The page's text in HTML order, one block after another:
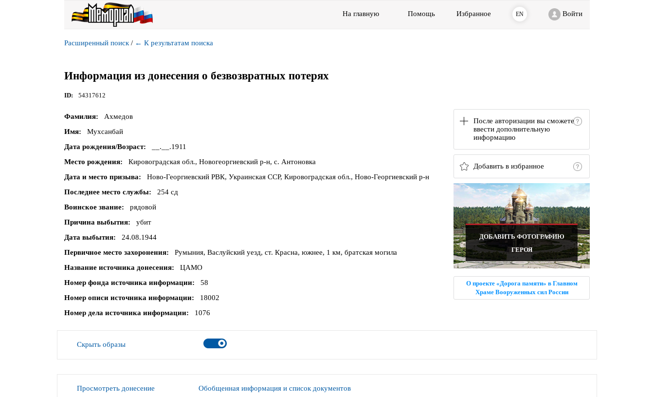
На главную Помощь Избранное EN Войти
Расширенный поиск / ← К результатам поиска
Информация из донесения о безвозвратных потерях
ID 54317612
После авторизации вы сможете
ввести дополнительную
информацию
Добавить в избранное
ДОБАВИТЬ ФОТОГРАФИЮ
ГЕРОЯ
О проекте «Дорога памяти» в Главном
Храме Вооруженных сил России
Фамилия
Ахмедов
Имя
Мухсанбай
Дата рождения/Возраст
__.__.1911
Место рождения
Кировоградская обл., Новогеоргиевский р-н, с. Антоновка
Дата и место призыва
Ново-Георгиевский РВК, Украинская ССР, Кировоградская обл., Ново-Георгиевский р-н
Последнее место службы
254 сд
Воинское звание
рядовой
Причина выбытия
убит
Дата выбытия
24.08.1944
Первичное место захоронения
Румыния, Васлуйский уезд, ст. Красна, южнее, 1 км, братская могила
Название источника донесения
ЦАМО
Номер фонда источника информации
58
Номер описи источника информации
18002
Номер дела источника информации
1076
Скрыть образы
Просмотреть донесение Обобщенная информация и список документов